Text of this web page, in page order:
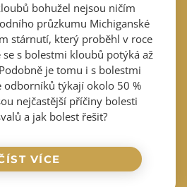
bohužel nejsou ničím
průzkumu Michiganské
stárnutí, který proběhl v roce
s bolestmi kloubů potýká až
je tomu i s bolestmi
odborníků týkají okolo 50 %
nejčastější příčiny bolesti
a jak bolest řešit?
VÍCE